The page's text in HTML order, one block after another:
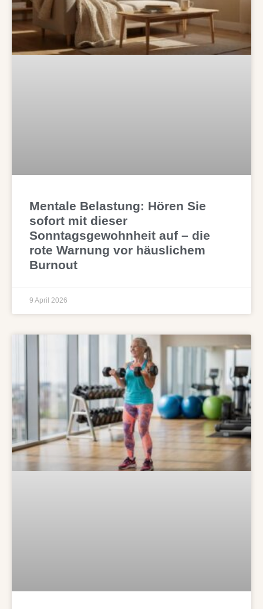
Mentale Belastung: Hören Sie
sofort mit dieser
Sonntagsgewohnheit auf – die
rote Warnung vor häuslichem
Burnout
9 April 2026